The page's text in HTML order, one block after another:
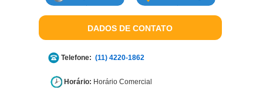
DADOS DE CONTATO
Telefone: (11) 4220-1862
Horário: Horário Comercial